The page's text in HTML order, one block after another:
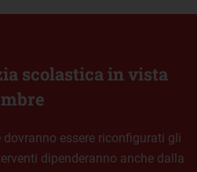
scolastica in vista
essere riconfigurati gli
dipenderanno anche dalla